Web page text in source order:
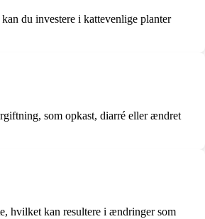
du investere i kattevenlige planter
som opkast, diarré eller ændret
hvilket kan resultere i ændringer som